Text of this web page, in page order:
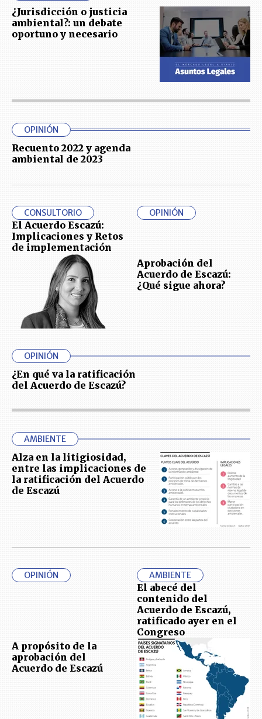
¿Jurisdicción o justicia
ambiental?: un debate
oportuno y necesario
OPINIÓN
Recuento 2022 y agenda
ambiental de 2023
CONSULTORIO
El Acuerdo Escazú:
Implicaciones y Retos
de implementación
OPINIÓN
Aprobación del
Acuerdo de Escazú:
¿Qué sigue ahora?
OPINIÓN
¿En qué va la ratificación
del Acuerdo de Escazú?
AMBIENTE
Alza en la litigiosidad,
entre las implicaciones de
la ratificación del Acuerdo
de Escazú
OPINIÓN
A propósito de la
aprobación del
Acuerdo de Escazú
AMBIENTE
El abecé del
contenido del
Acuerdo de Escazú,
ratificado ayer en el
Congreso